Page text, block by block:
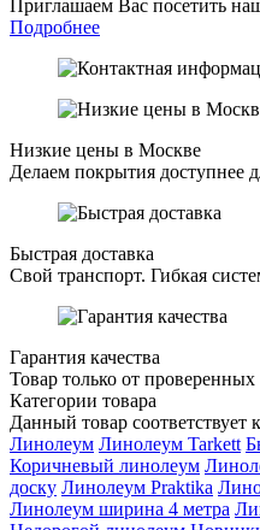
Приглашаем Вас посетить
Подробнее
Низкие цены в Москве
Делаем покрытия доступнее
Быстрая доставка
Свой транспорт. Гибкая
Гарантия качества
Товар только от проверенных
Категории товара
Данный товар соответствует
Линолеум Линолеум Tarkett
Коричневый линолеум
доску Линолеум Praktika
Линолеум ширина 4 метра